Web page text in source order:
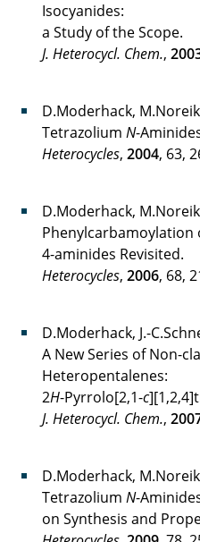
Isocyanides:
a Study of the Scope.
J. Heterocycl. Chem.,
D.Moderhack,
Tetrazolium N-
Heterocycles, 2004, 63,
D.Moderhack,
Phenylcarbamoylation
4-aminides Revisited.
Heterocycles, 2006, 68,
D.Moderhack, J.-
A New Series of Non-
Heteropentalenes:
2H-Pyrrolo[2,1-c
J. Heterocycl. Chem.,
D.Moderhack,
Tetrazolium N-
on Synthesis and